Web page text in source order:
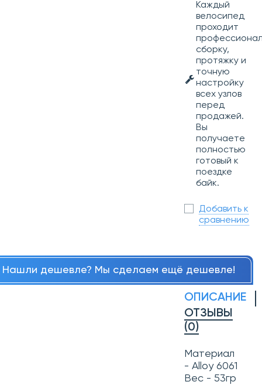
Каждый
велосипед
проходит
сборку,
протяжку и
точную
настройку
всех узлов
перед
продажей.
Вы
получаете
полностью
готовый к
поездке
байк.
Добавить к
сравнению
Нашли дешевле? Мы сделаем ещё дешевле!
ОПИСАНИЕ
ОТЗЫВЫ
(0)
Материал
- Alloy 6061
Вес - 53гр